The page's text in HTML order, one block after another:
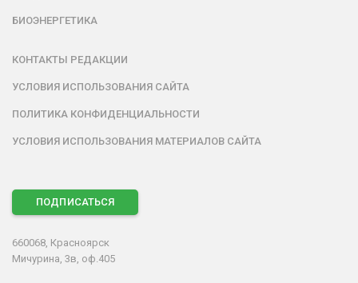
БИОЭНЕРГЕТИКА
КОНТАКТЫ РЕДАКЦИИ
УСЛОВИЯ ИСПОЛЬЗОВАНИЯ САЙТА
ПОЛИТИКА КОНФИДЕНЦИАЛЬНОСТИ
УСЛОВИЯ ИСПОЛЬЗОВАНИЯ МАТЕРИАЛОВ САЙТА
ПОДПИСАТЬСЯ
660068, Красноярск
Мичурина, 3в, оф.405